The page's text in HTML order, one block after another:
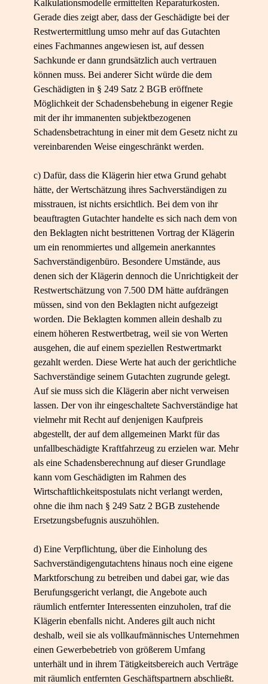
Kalkulationsmodelle ermittelten Reparaturkosten.
Gerade dies zeigt aber, dass der Geschädigte bei der
Restwertermittlung umso mehr auf das Gutachten
eines Fachmannes angewiesen ist, auf dessen
Sachkunde er dann grundsätzlich auch vertrauen
können muss. Bei anderer Sicht würde die dem
Geschädigten in § 249 Satz 2 BGB eröffnete
Möglichkeit der Schadensbehebung in eigener Regie
mit der ihr immanenten subjektbezogenen
Schadensbetrachtung in einer mit dem Gesetz nicht zu
vereinbarenden Weise eingeschränkt werden.
c) Dafür, dass die Klägerin hier etwa Grund gehabt
hätte, der Wertschätzung ihres Sachverständigen zu
misstrauen, ist nichts ersichtlich. Bei dem von ihr
beauftragten Gutachter handelte es sich nach dem von
den Beklagten nicht bestrittenen Vortrag der Klägerin
um ein renommiertes und allgemein anerkanntes
Sachverständigenbüro. Besondere Umstände, aus
denen sich der Klägerin dennoch die Unrichtigkeit der
Restwertschätzung von 7.500 DM hätte aufdrängen
müssen, sind von den Beklagten nicht aufgezeigt
worden. Die Beklagten kommen allein deshalb zu
einem höheren Restwertbetrag, weil sie von Werten
ausgehen, die auf einem speziellen Restwertmarkt
gezahlt werden. Diese Werte hat auch der gerichtliche
Sachverständige seinem Gutachten zugrunde gelegt.
Auf sie muss sich die Klägerin aber nicht verweisen
lassen. Der von ihr eingeschaltete Sachverständige hat
vielmehr mit Recht auf denjenigen Kaufpreis
abgestellt, der auf dem allgemeinen Markt für das
unfallbeschädigte Kraftfahrzeug zu erzielen war. Mehr
als eine Schadensberechnung auf dieser Grundlage
kann vom Geschädigten im Rahmen des
Wirtschaftlichkeitspostulats nicht verlangt werden,
ohne die ihm nach § 249 Satz 2 BGB zustehende
Ersetzungsbefugnis auszuhöhlen.
d) Eine Verpflichtung, über die Einholung des
Sachverständigengutachtens hinaus noch eine eigene
Marktforschung zu betreiben und dabei gar, wie das
Berufungsgericht verlangt, die Angebote auch
räumlich entfernter Interessenten einzuholen, traf die
Klägerin ebenfalls nicht. Anderes gilt auch nicht
deshalb, weil sie als vollkaufmännisches Unternehmen
einen Gewerbebetrieb von größerem Umfang
unterhält und in ihrem Tätigkeitsbereich auch Verträge
mit räumlich entfernten Geschäftspartnern abschließt.